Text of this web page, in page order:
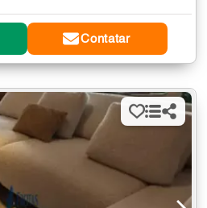
Contatar